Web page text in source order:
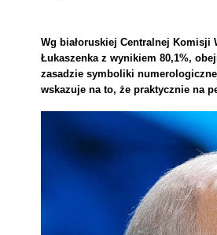
Wg białoruskiej Centralnej Komisji
Łukaszenka z wynikiem 80,1%,
zasadzie symboliki
wskazuje na to, że praktycznie na